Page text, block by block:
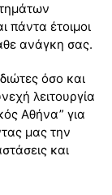
πάντα έτοιμοι
ανάγκη σας.
όσο και
λειτουργία
Αθήνα” για
μας την
και